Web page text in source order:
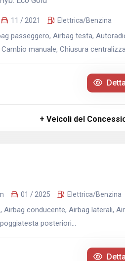
11 / 2021 Elettrica/Benzina
passeggero, Airbag testa,
manuale, Chiusura
+ Veicoli del
01 / 2025 Elettrica/Benzina
Airbag conducente, Airbag laterali,
posteriori...